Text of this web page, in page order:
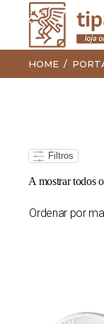
HOME
Filtros
A mostrar todos
Ordenar por